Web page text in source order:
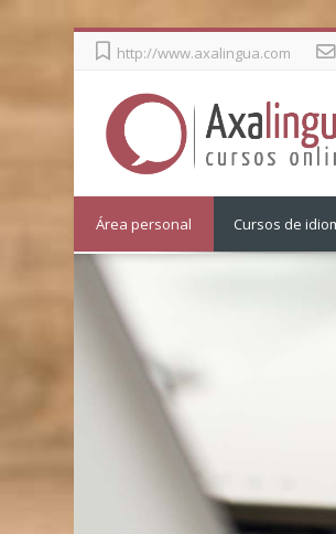
http://www.axalingua.com
Área personal Cursos de